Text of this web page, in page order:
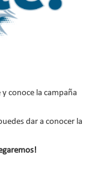
los españoles.
el mercado, es
y frente a la cual
responder a
conoce la campaña
dar a conocer la